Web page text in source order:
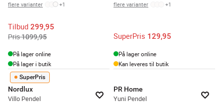
flere varianter +1
Tilbud 299,95
Pris1099,95
På lager online
På lager i butik
flere varianter +1
SuperPris 129,95
På lager online
Kan leveres til butik
SuperPris
Nordlux
Villo Pendel
PR Home
Yuni Pendel